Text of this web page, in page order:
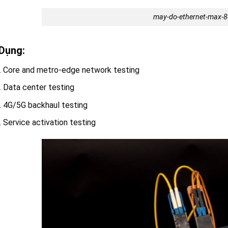
may-do-ethernet-max-
Core and metro-edge network testing
Data center testing
4G/5G backhaul testing
Service activation testing